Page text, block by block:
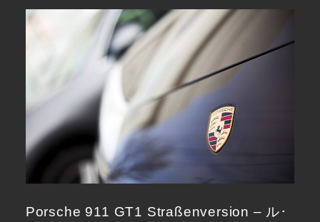
Porsche 911 GT1 Straßenversion – ル･